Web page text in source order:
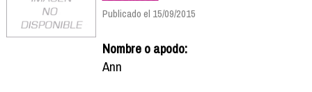
Publicado el 15/09/2015
Nombre o apodo:
Ann